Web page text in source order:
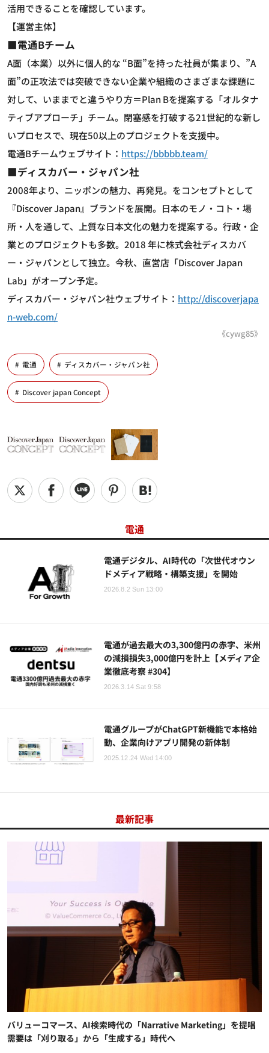
活用できることを確認しています。
【運営主体】
■電通Bチーム
A面（本業）以外に個人的な “B面”を持った社員が集まり、”A
面”の正攻法では突破できない企業や組織のさまざまな課題に
対して、いままでと違うやり方＝Plan Bを提案する「オルタナ
ティブアプローチ」チーム。閉塞感を打破する21世紀的な新し
いプロセスで、現在50以上のプロジェクトを支援中。
電通Bチームウェブサイト： https://bbbbb.team/
■ディスカバー・ジャパン社
2008年より、ニッポンの魅力、再発見。をコンセプトとして
『Discover Japan』ブランドを展開。日本のモノ・コト・場
所・人を通して、上質な日本文化の魅力を提案する。行政・企
業とのプロジェクトも多数。2018 年に株式会社ディスカバ
ー・ジャパンとして独立。今秋、直営店「Discover Japan
Lab」がオープン予定。
ディスカバー・ジャパン社ウェブサイト： http://discoverjapa
n-web.com/
《cywg85》
電通 ディスカバー・ジャパン社
Discover japan Concept
電通
電通デジタル、AI時代の「次世代オウン
ドメディア戦略・構築支援」を開始
2026.8.2 Sun 13:00
電通が過去最大の3,300億円の赤字、米州
の減損損失3,000億円を計上【メディア企
業徹底考察 #304】
2026.3.14 Sat 9:58
電通グループがChatGPT新機能で本格始
動、企業向けアプリ開発の新体制
2025.12.24 Wed 14:00
最新記事
バリューコマース、AI検索時代の「Narrative Marketing」を提唱
需要は「刈り取る」から「生成する」時代へ